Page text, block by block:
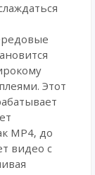
Этот
MP4, до
видео с